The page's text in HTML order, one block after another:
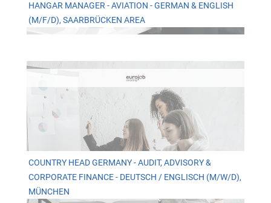
HANGAR MANAGER - AVIATION - GERMAN & ENGLISH
(M/F/D), SAARBRÜCKEN AREA
COUNTRY HEAD GERMANY - AUDIT, ADVISORY &
CORPORATE FINANCE - DEUTSCH / ENGLISCH (M/W/D),
MÜNCHEN